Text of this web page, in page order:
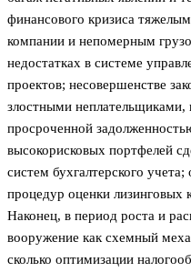
финансового кризиса
компании и непомерным
недостатках в системе
проектов; несовершенстве
злостными
просроченной
высокорисковых портфелей
систем бухгалтерского
процедур оценки лизинговых
Наконец, в период роста и
вооружение как схемный
сколько оптимизации